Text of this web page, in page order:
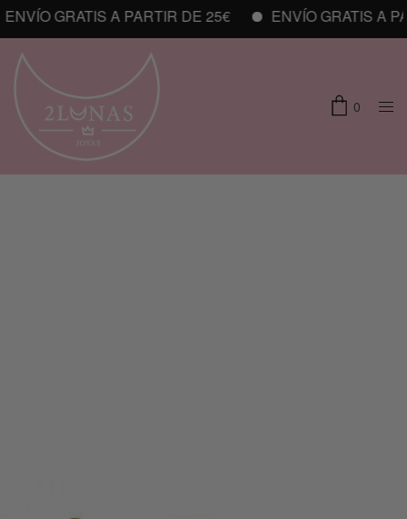
GRATIS A PARTIR DE 25€ ENVÍO GRATIS A
0